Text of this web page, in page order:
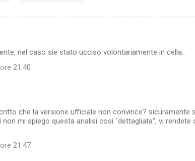
nel caso sie stato ucciso volontariamente in cella..
21:40
che la versione ufficiale non convince? sicuramente
mi spiego questa analisi così "dettagliata", vi rendete
21:47